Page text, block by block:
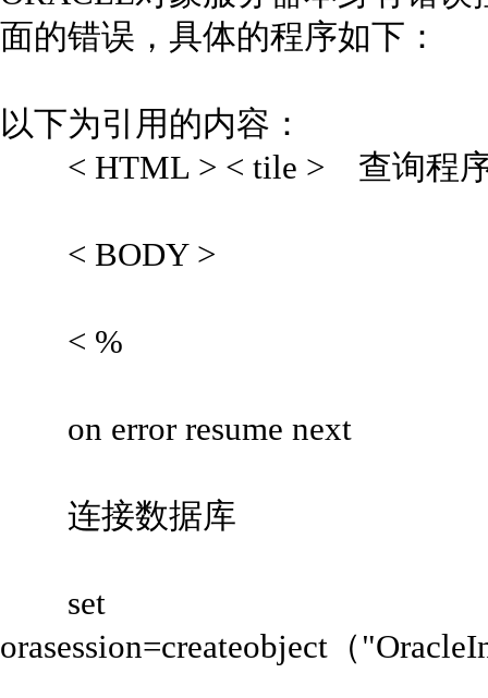
面的错误，具体的程序如下：
以下为引用的内容：
< HTML > < tile > 查询程序
< BODY >
< %
on error resume next
连接数据库
set
orasession=createobject（